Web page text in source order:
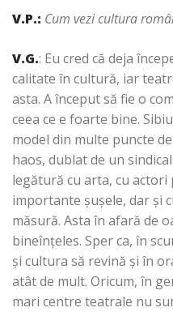
V.P.: Cum vezi cultura
V.G.: Eu cred că deja
calitate în cultură, iar
asta. A început să fie o
ceea ce e foarte bine.
model din multe puncte
haos, dublat de un
legătură cu arta, cu
importante şuşele, dar şi
măsură. Asta în afară de
bineînţeles. Sper ca, în
şi cultura să revină şi în
atât de mult. Oricum, în
mari centre teatrale nu